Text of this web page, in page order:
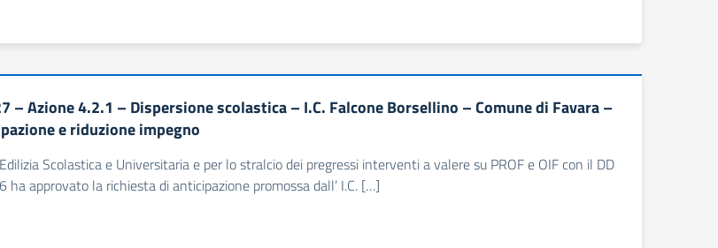
– Azione 4.2.1 – Dispersione scolastica – I.C. Falcone Borsellino – Comune di Favara –
e riduzione impegno
Scolastica e Universitaria e per lo stralcio dei pregressi interventi a valere su PROF e OIF con il DD
approvato la richiesta di anticipazione promossa dall’ I.C. […]